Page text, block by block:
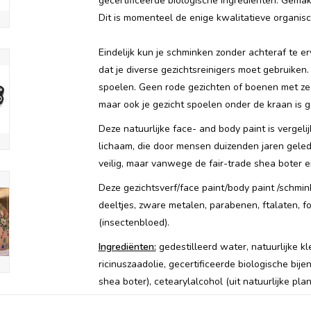
Dit is momenteel de enige kwalitatieve
Eindelijk kun je schminken zonder achteraf te
dat je diverse gezichtsreinigers moet
spoelen. Geen rode gezichten of boenen met
maar ook je gezicht spoelen onder de kraan is
Deze natuurlijke face- and body paint is
lichaam, die door mensen duizenden jaren
veilig, maar vanwege de fair-trade shea boter
Deze gezichtsverf/face paint/body paint /
deeltjes, zware metalen, parabenen, ftalaten,
(insectenbloed).
Ingrediënten: gedestilleerd water, natuurlijke
ricinuszaadolie, gecertificeerde biologische
shea boter), cetearylalcohol (uit natuurlijke